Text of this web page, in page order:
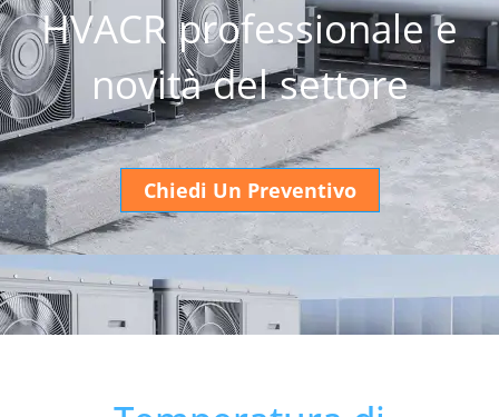
HVACR professionale e
novità del settore
Chiedi Un Preventivo